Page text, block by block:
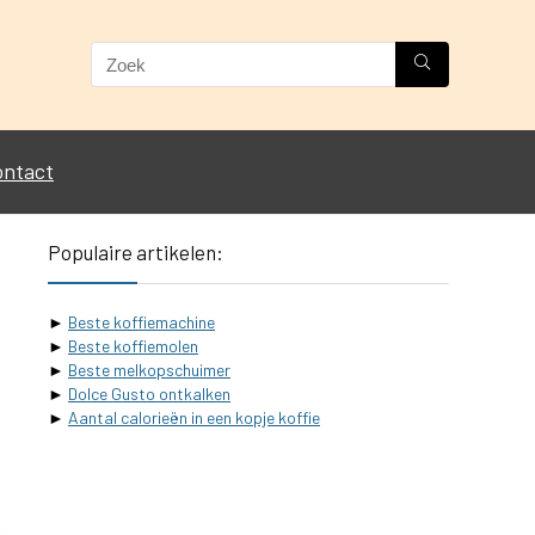
Populaire artikelen:
► Beste koffiemachine
► Beste koffiemolen
► Beste melkopschuimer
► Dolce Gusto ontkalken
► Aantal calorieën in een kopje koffie